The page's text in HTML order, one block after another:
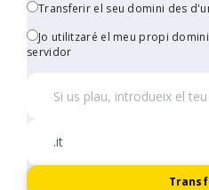
Transferir el seu domini des
Jo utilitzaré el meu propi
servidor